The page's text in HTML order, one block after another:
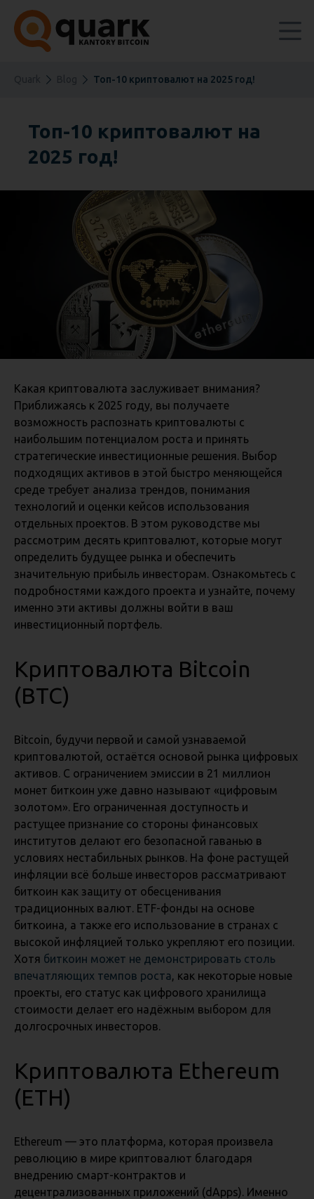
Топ-10 криптовалют на 2025 год!
Топ-10 криптовалют на
2025 год!
Какая криптовалюта заслуживает внимания?
Приближаясь к 2025 году, вы получаете
возможность распознать криптовалюты с
наибольшим потенциалом роста и принять
стратегические инвестиционные решения. Выбор
подходящих активов в этой быстро меняющейся
среде требует анализа трендов, понимания
технологий и оценки кейсов использования
отдельных проектов. В этом руководстве мы
рассмотрим десять криптовалют, которые могут
определить будущее рынка и обеспечить
значительную прибыль инвесторам. Ознакомьтесь с
подробностями каждого проекта и узнайте, почему
именно эти активы должны войти в ваш
инвестиционный портфель.
Криптовалюта Bitcoin
(BTC)
Bitcoin, будучи первой и самой узнаваемой
криптовалютой, остаётся основой рынка цифровых
активов. С ограничением эмиссии в 21 миллион
монет биткоин уже давно называют «цифровым
золотом». Его ограниченная доступность и
растущее признание со стороны финансовых
институтов делают его безопасной гаванью в
условиях нестабильных рынков. На фоне растущей
инфляции всё больше инвесторов рассматривают
биткоин как защиту от обесценивания
традиционных валют. ETF-фонды на основе
биткоина, а также его использование в странах с
высокой инфляцией только укрепляют его позиции.
Хотя биткоин может не демонстрировать столь
впечатляющих темпов роста, как некоторые новые
проекты, его статус как цифрового хранилища
стоимости делает его надёжным выбором для
долгосрочных инвесторов.
Криптовалюта Ethereum
(ETH)
Ethereum — это платформа, которая произвела
революцию в мире криптовалют благодаря
внедрению смарт-контрактов и
децентрализованных приложений (dApps). Именно